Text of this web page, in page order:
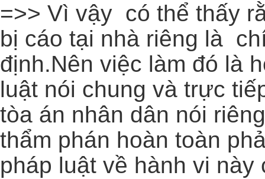
=>> Vì vậy có thể thấy
bị cáo tại nhà riêng là
định.Nên việc làm đó là
luật nói chung và trực
tòa án nhân dân nói
thẩm phán hoàn toàn
pháp luật về hành vi này